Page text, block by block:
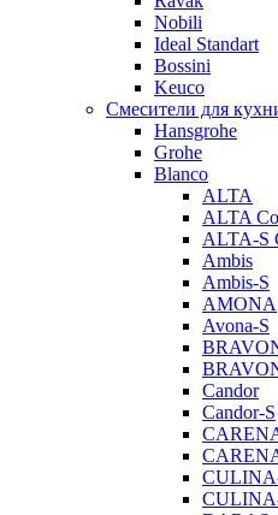
Nobili
Ideal Standart
Bossini
Keuco
Смесители для
Hansgrohe
Grohe
Blanco
ALTA
ALTA
ALTA-S
Ambis
Ambis-S
AMONA
Avona-S
Candor
Candor-S